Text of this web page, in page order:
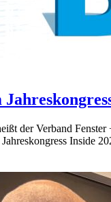
der Verband Fenster
Inside